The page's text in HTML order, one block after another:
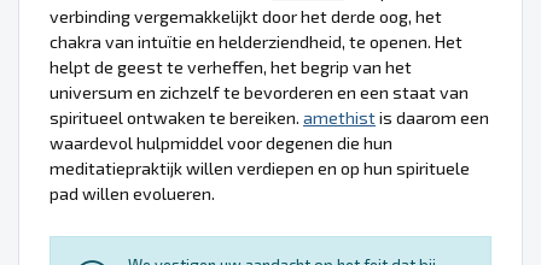
verbinding vergemakkelijkt door het derde oog, het
chakra van intuïtie en helderziendheid, te openen. Het
helpt de geest te verheffen, het begrip van het
universum en zichzelf te bevorderen en een staat van
spiritueel ontwaken te bereiken. amethistis daarom een
waardevol hulpmiddel voor degenen die hun
meditatiepraktijk willen verdiepen en op hun spirituele
pad willen evolueren.